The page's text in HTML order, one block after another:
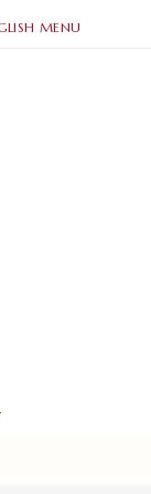
MENU